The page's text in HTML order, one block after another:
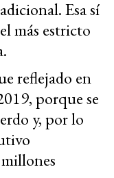
Esa sí
más estricto
reflejado en
porque se
y, por lo